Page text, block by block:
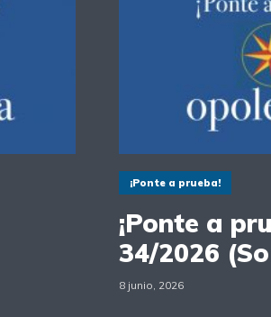
¡Ponte a prueba!
¡Ponte a
34/2026
8 junio, 2026